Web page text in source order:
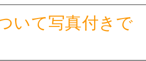
いて写真付きで